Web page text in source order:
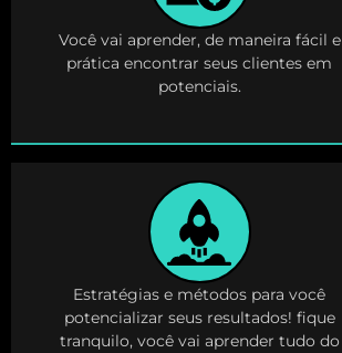
Você vai aprender, de maneira fácil e
prática encontrar seus clientes em
potenciais.
Estratégias e métodos para você
potencializar seus resultados! fique
tranquilo, você vai aprender tudo do